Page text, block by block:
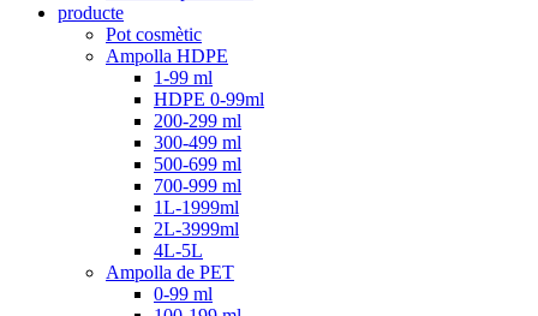
producte
Pot cosmètic
Ampolla HDPE
1-99 ml
HDPE 0-99ml
200-299 ml
300-499 ml
500-699 ml
700-999 ml
1L-1999ml
2L-3999ml
4L-5L
Ampolla de PET
0-99 ml